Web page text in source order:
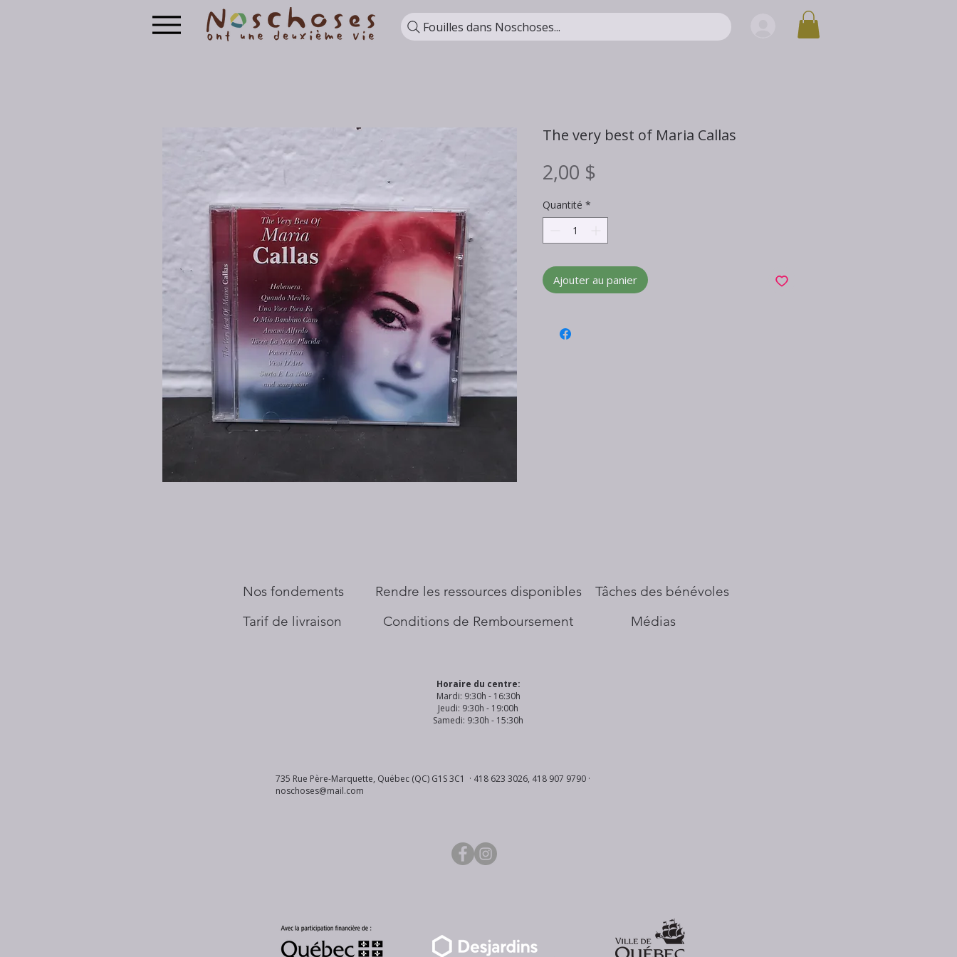
Fouilles dans Noschoses...
The very best of Maria Callas
2,00 $
Quantité *
Ajouter au panier
Nos fondements
Tarif de livraison
​Rendre les ressources disponibles
Conditions de Remboursement
Tâches des bénévoles
Médias
Horaire du centre:
Mardi: 9:30h - 16:30h
Jeudi: 9:30h - 19:00h
Samedi: 9:30h - 15:30h
735 Rue Père-Marquette, Québec (QC) G1S 3C1 · 418 623 3026, 418 907 9790 ·
noschoses@mail.com